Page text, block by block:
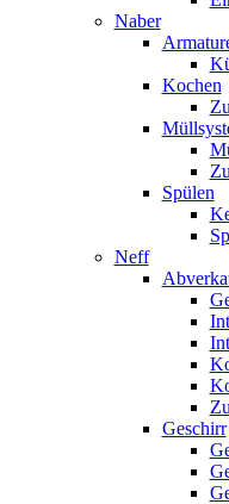
Naber
Kochen
Spülen
Neff
Geschirr